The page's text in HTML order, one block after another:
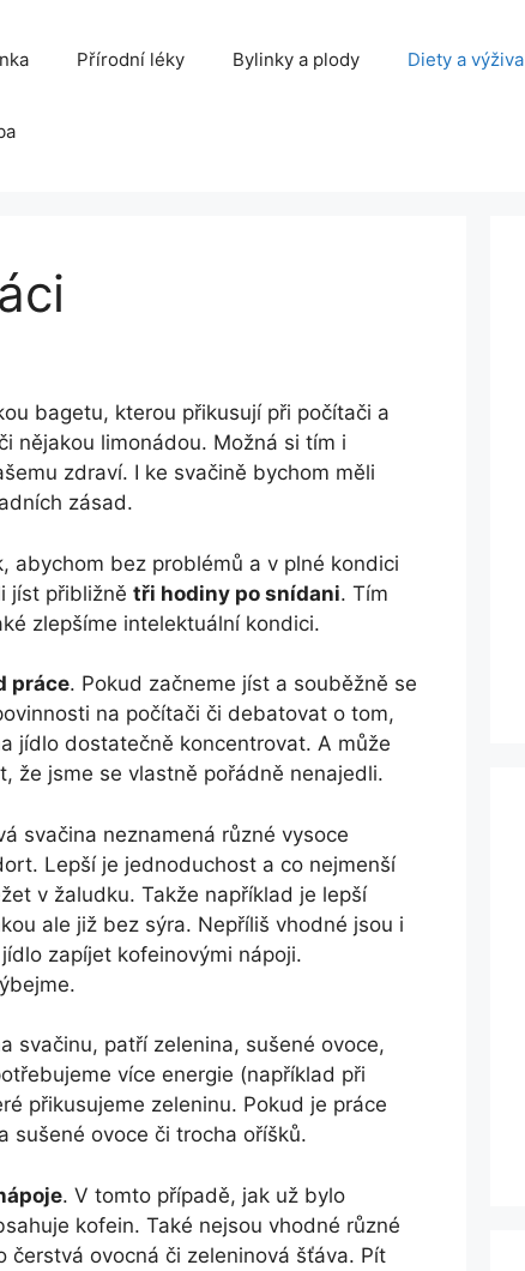
Přírodní léky Bylinky a plody Diety a výživa
bagetu, kterou přikusují při počítači a
nějakou limonádou. Možná si tím i
zdraví. I ke svačině bychom měli
zásad.
abychom bez problémů a v plné kondici
jíst přibližně tři hodiny po snídani. Tím
zlepšíme intelektuální kondici.
práce. Pokud začneme jíst a souběžně se
na počítači či debatovat o tom,
jídlo dostatečně koncentrovat. A může
že jsme se vlastně pořádně nenajedli.
svačina neznamená různé vysoce
Lepší je jednoduchost a co nejmenší
v žaludku. Takže například je lepší
ale již bez sýra. Nepříliš vhodné jsou i
zapíjet kofeinovými nápoji.
svačinu, patří zelenina, sušené ovoce,
více energie (například při
přikusujeme zeleninu. Pokud je práce
sušené ovoce či trocha oříšků.
. V tomto případě, jak už bylo
kofein. Také nejsou vhodné různé
čerstvá ovocná či zeleninová šťáva. Pít